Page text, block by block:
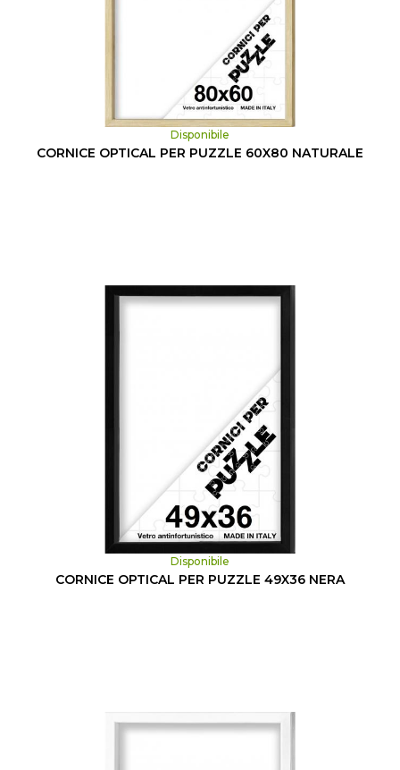
Disponibile
CORNICE OPTICAL PER PUZZLE 60X80 NATURALE
Disponibile
CORNICE OPTICAL PER PUZZLE 49X36 NERA